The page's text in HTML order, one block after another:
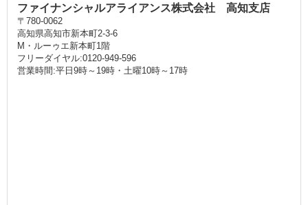
ファイナンシャルアライアンス株式会社 高知支店
〒780-0062
高知県高知市新本町2-3-6
M・ルーゥエ新本町1階
フリーダイヤル:0120-949-596
営業時間:平日9時～19時・土曜10時～17時